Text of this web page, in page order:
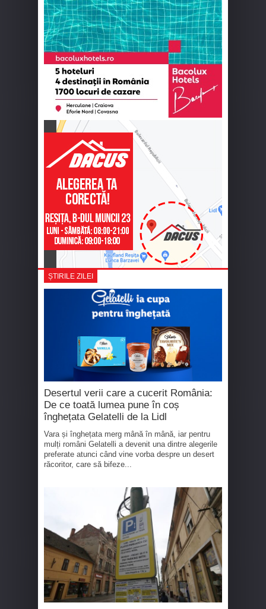
ȘTIRILE ZILEI
Desertul verii care a cucerit România:
De ce toată lumea pune în coș
înghețata Gelatelli de la Lidl
Vara și înghețata merg mână în mână, iar pentru
mulți români Gelatelli a devenit una dintre alegerile
preferate atunci când vine vorba despre un desert
răcoritor, care să bifeze...